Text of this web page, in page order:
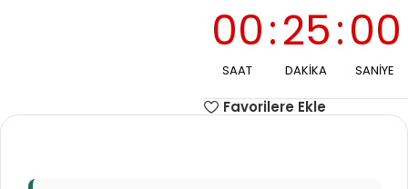
00
SAAT
:24
DAKIKA
:59
SANIYE
Favorilere Ekle